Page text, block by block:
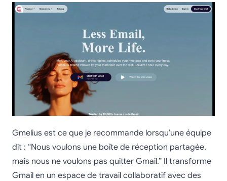
Gmelius est ce que je recommande lorsqu’une équipe
dit : “Nous voulons une boîte de réception partagée,
mais nous ne voulons pas quitter Gmail.” Il transforme
Gmail en un espace de travail collaboratif avec des